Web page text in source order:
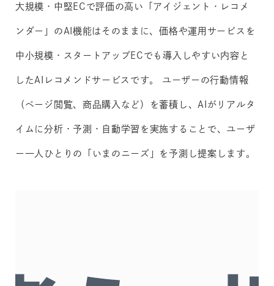
大規模・中堅ECで評価の高い「アイジェント・レコメ
ンダー」のAI機能はそのままに、価格や運用サービスを
中小規模・スタートアップECでも導入しやすい内容と
したAIレコメンドサービスです。 ユーザーの行動情報
（ページ閲覧、商品購入など）を蓄積し、AIがリアルタ
イムに分析・予測・自動学習を実施することで、ユーザ
ー一人ひとりの「いまのニーズ」を予測し提案します。